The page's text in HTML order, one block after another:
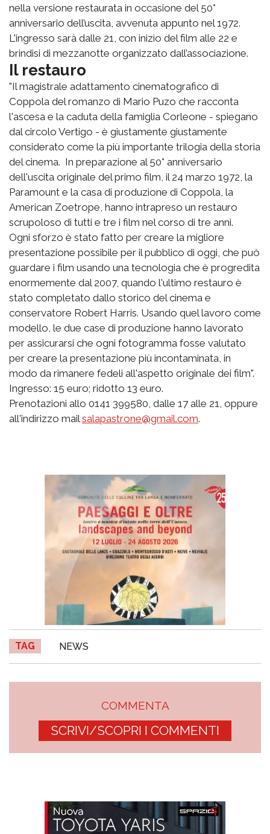
nella versione restaurata in occasione del 50°
anniversario dell’uscita, avvenuta appunto nel 1972.
L'ingresso sarà dalle 21, con inizio del film alle 22 e
brindisi di mezzanotte organizzato dall’associazione.
Il restauro
"Il magistrale adattamento cinematografico di
Coppola del romanzo di Mario Puzo che racconta
l'ascesa e la caduta della famiglia Corleone - spiegano
dal circolo Vertigo - è giustamente giustamente
considerato come la più importante trilogia della storia
del cinema. In preparazione al 50° anniversario
dell'uscita originale del primo film, il 24 marzo 1972, la
Paramount e la casa di produzione di Coppola, la
American Zoetrope, hanno intrapreso un restauro
scrupoloso di tutti e tre i film nel corso di tre anni.
Ogni sforzo è stato fatto per creare la migliore
presentazione possibile per il pubblico di oggi, che può
guardare i film usando una tecnologia che è progredita
enormemente dal 2007, quando l'ultimo restauro è
stato completato dallo storico del cinema e
conservatore Robert Harris. Usando quel lavoro come
modello, le due case di produzione hanno lavorato
per assicurarsi che ogni fotogramma fosse valutato
per creare la presentazione più incontaminata, in
modo da rimanere fedeli all'aspetto originale dei film".
Ingresso: 15 euro; ridotto 13 euro.
Prenotazioni allo 0141 399580, dalle 17 alle 21, oppure
all'indirizzo mail salapastrone@gmail.com.
TAG NEWS
COMMENTA
SCRIVI/SCOPRI I COMMENTI